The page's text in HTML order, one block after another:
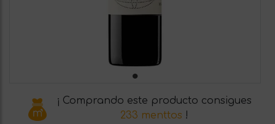
¡ Comprando este producto consigues
233 menttos !